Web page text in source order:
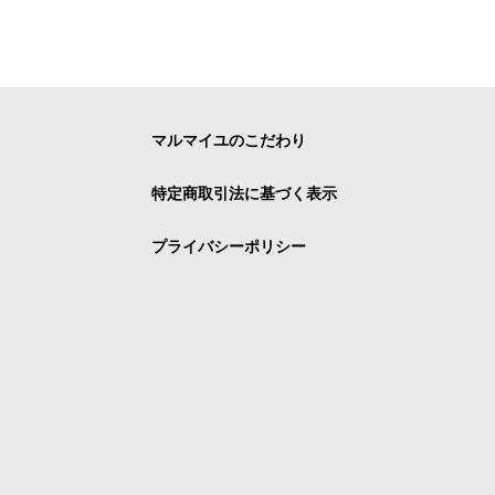
マルマイユのこだわり
特定商取引法に基づく表示
プライバシーポリシー